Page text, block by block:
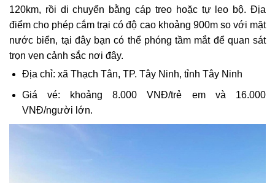
120km, rồi di chuyển bằng cáp treo hoặc tự leo bộ. Địa
điểm cho phép cắm trại có độ cao khoảng 900m so với mặt
nước biển, tại đây bạn có thể phóng tầm mắt để quan sát
trọn vẹn cảnh sắc nơi đây.
Địa chỉ: xã Thạch Tân, TP. Tây Ninh, tỉnh Tây Ninh
Giá vé: khoảng 8.000 VNĐ/trẻ em và 16.000
VNĐ/người lớn.